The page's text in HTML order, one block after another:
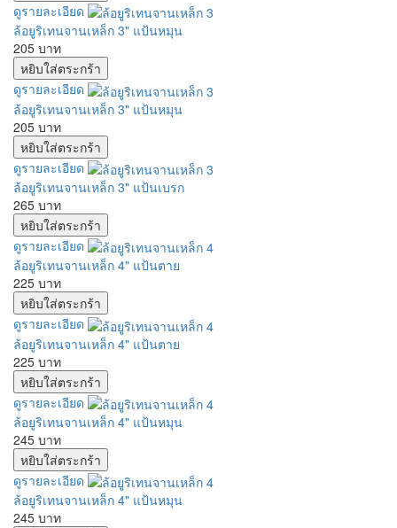
ดูรายละเอียด
ล้อยูริเทนจานเหล็ก 3" แป้นหมุน
205 บาท
ดูรายละเอียด
ล้อยูริเทนจานเหล็ก 3" แป้นหมุน
205 บาท
ดูรายละเอียด
ล้อยูริเทนจานเหล็ก 3" แป้นเบรก
265 บาท
ดูรายละเอียด
ล้อยูริเทนจานเหล็ก 4" แป้นตาย
225 บาท
ดูรายละเอียด
ล้อยูริเทนจานเหล็ก 4" แป้นตาย
225 บาท
ดูรายละเอียด
ล้อยูริเทนจานเหล็ก 4" แป้นหมุน
245 บาท
ดูรายละเอียด
ล้อยูริเทนจานเหล็ก 4" แป้นหมุน
245 บาท